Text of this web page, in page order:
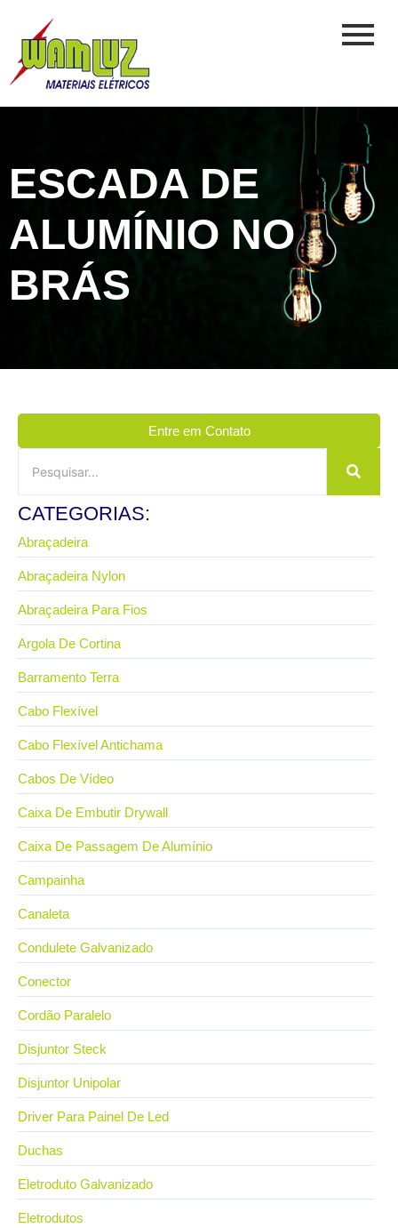
ESCADA DE
ALUMÍNIO NO
BRÁS
Entre em Contato
CATEGORIAS:
Abraçadeira
Abraçadeira Nylon
Abraçadeira Para Fios
Argola De Cortina
Barramento Terra
Cabo Flexível
Cabo Flexível Antichama
Cabos De Vídeo
Caixa De Embutir Drywall
Caixa De Passagem De Alumínio
Campainha
Canaleta
Condulete Galvanizado
Conector
Cordão Paralelo
Disjuntor Steck
Disjuntor Unipolar
Driver Para Painel De Led
Duchas
Eletroduto Galvanizado
Eletrodutos